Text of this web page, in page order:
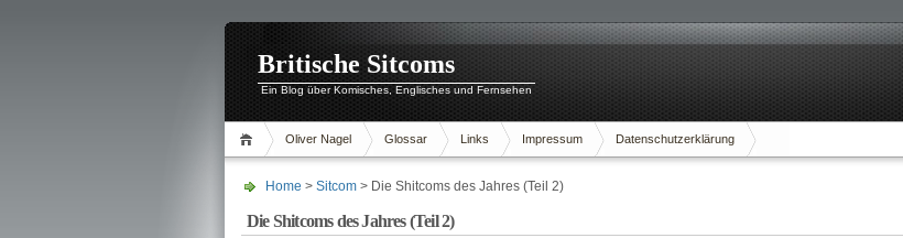
Britische Sitcoms
Ein Blog über Komisches, Englisches und Fernsehen
Oliver Nagel Glossar Links Impressum Datenschutzerklärung
Home > Sitcom > Die Shitcoms des Jahres (Teil 2)
Die Shitcoms des Jahres (Teil 2)